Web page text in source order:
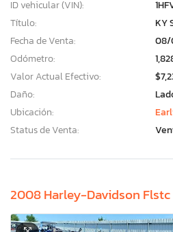
ID vehicular (VIN):
Título:
KY
Fecha de Venta:
08/
Odómetro:
Valor Actual Efectivo:
Daño:
Ubicación:
Status de Venta:
2008 Harley-Davidson Flstc